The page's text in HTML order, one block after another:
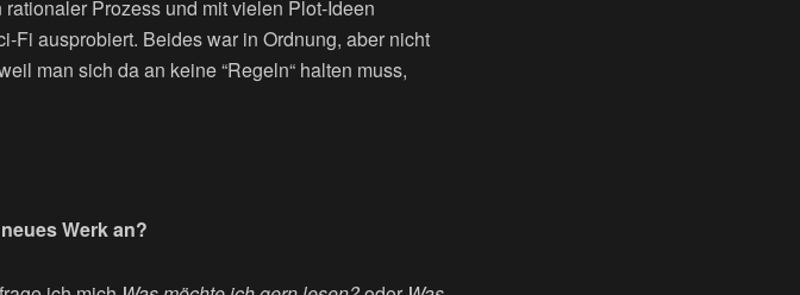
Prozess und mit vielen Plot-Ideen
Fi ausprobiert. Beides war in Ordnung, aber nicht
man sich da an keine “Regeln“ halten muss,
Werk an?